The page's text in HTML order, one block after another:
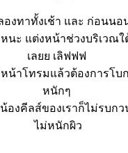
องทาทั้งเช้า และ ก่อนนอ
หนะ แต่งหน้าช่วงบริเวณ
เลยย เลิฟฟฟ
น้าโทรมแล้วต้องการโบ
หนักๆ
น้องคีลส์ของเราก็ไม่รบก
ไม่หนักผิว